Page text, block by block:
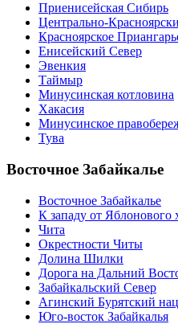
Приенисейская Сибирь
Центрально-
Красноярское
Енисейский Север
Эвенкия
Таймыр
Минусинская котловина
Хакасия
Минусинское
Тува
Восточное Забайкалье
Восточное Забайкалье
К западу от Яблонового
Чита
Окрестности Читы
Долина Шилки
Дорога на Дальний
Забайкальский Север
Агинский Бурятский
Юго-восток Забайкалья